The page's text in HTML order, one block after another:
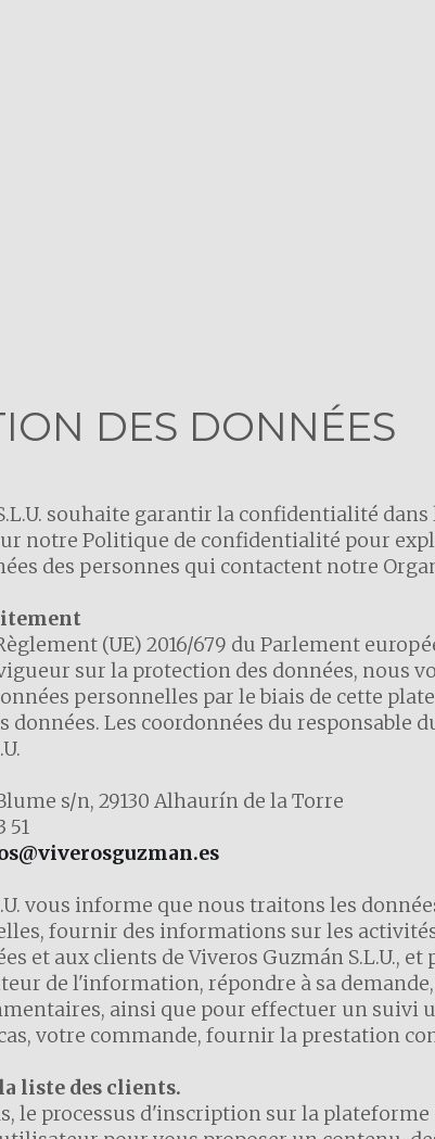
DES DONNÉES
S.L.U. souhaite garantir la confidentialité
notre Politique de confidentialité pour
des personnes qui contactent notre
(UE) 2016/679 du Parlement
sur la protection des données, nous
personnelles par le biais de cette
données. Les coordonnées du responsable
s/n, 29130 Alhaurín de la Torre
51
vous informe que nous traitons les
fournir des informations sur les
et aux clients de Viveros Guzmán S.L.U.,
de l'information, répondre à sa
ainsi que pour effectuer un suivi
votre commande, fournir la prestation
liste des clients.
le processus d'inscription sur la plateforme